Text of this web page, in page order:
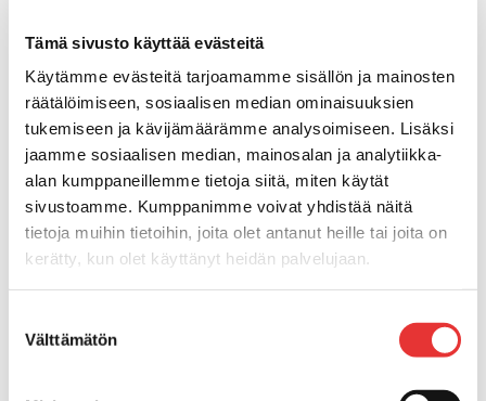
Tämä sivusto käyttää evästeitä
Käytämme evästeitä tarjoamamme sisällön ja mainosten
räätälöimiseen, sosiaalisen median ominaisuuksien
tukemiseen ja kävijämäärämme analysoimiseen. Lisäksi
jaamme sosiaalisen median, mainosalan ja analytiikka-
alan kumppaneillemme tietoja siitä, miten käytät
sivustoamme. Kumppanimme voivat yhdistää näitä
tietoja muihin tietoihin, joita olet antanut heille tai joita on
kerätty, kun olet käyttänyt heidän palvelujaan.
valinta
Välttämätön
Finnmaster lasikuituveneet
Yamarin-veneet
Suvi-veneet
Terhi-veneet
Yamaha-perämoottorit
Yamaha-vesijetit
Vene- ja jettitrailerit
Savorak-laiturit
Veneilyvarusteet
Hallintalaitteet & kaapelit